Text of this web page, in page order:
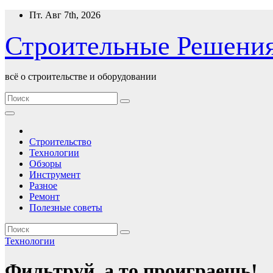
Перейти
содержимому
Пт. Авг 7th, 2026
Строительные
всё о строительстве и оборудовании
Строительство
Технологии
Обзоры
Инструмент
Разное
Ремонт
Полезные советы
Технологии